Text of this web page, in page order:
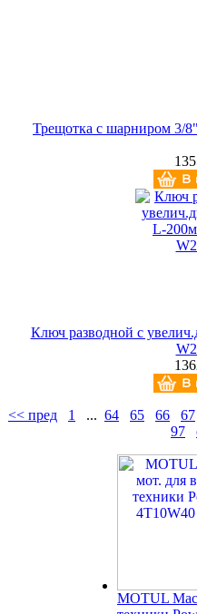
Трещотка c шарниром 3/
Ключ разводной с
<< пред 1 ... 64 65 66 67
97
MOTUL